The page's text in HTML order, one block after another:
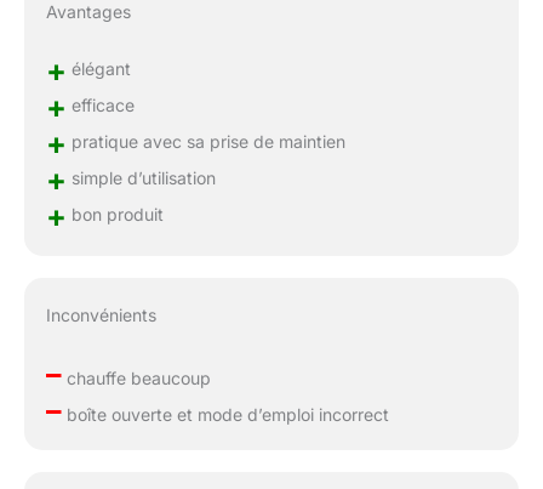
Avantages
+ élégant
+ efficace
+ pratique avec sa prise de maintien
+ simple d’utilisation
+ bon produit
Inconvénients
–chauffe beaucoup
–boîte ouverte et mode d’emploi incorrect